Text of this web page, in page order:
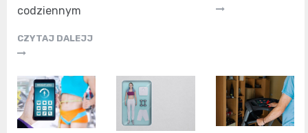
codziennym
CZYTAJ DALEJJ